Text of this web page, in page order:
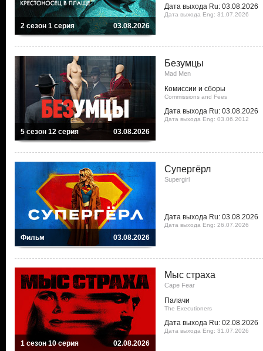
2 сезон 1 серия 03.08.2026
Дата выхода Ru: 03.08.2026
Дата выхода Eng: 31.07.2026
5 сезон 12 серия 03.08.2026
Безумцы
Mad Men
Комиссии и сборы
Commissions and Fees
Дата выхода Ru: 03.08.2026
Дата выхода Eng: 03.06.2012
Фильм 03.08.2026
Супергёрл
Supergirl
Дата выхода Ru: 03.08.2026
Дата выхода Eng: 26.07.2026
1 сезон 10 серия 02.08.2026
Мыс страха
Cape Fear
Палачи
The Executioners
Дата выхода Ru: 02.08.2026
Дата выхода Eng: 31.07.2026